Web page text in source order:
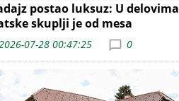
postao luksuz: U delovima
skuplji je od mesa
07-28 00:47:25 0